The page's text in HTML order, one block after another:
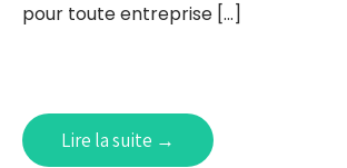
pour toute entreprise […]
Lire la suite →